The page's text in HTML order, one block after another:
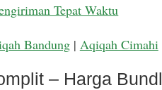
Tepat Waktu
Bandung| Aqiqah Cimahi
– Harga